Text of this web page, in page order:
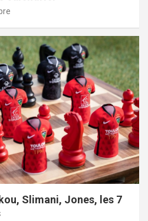
Slimani, Jones, les 7